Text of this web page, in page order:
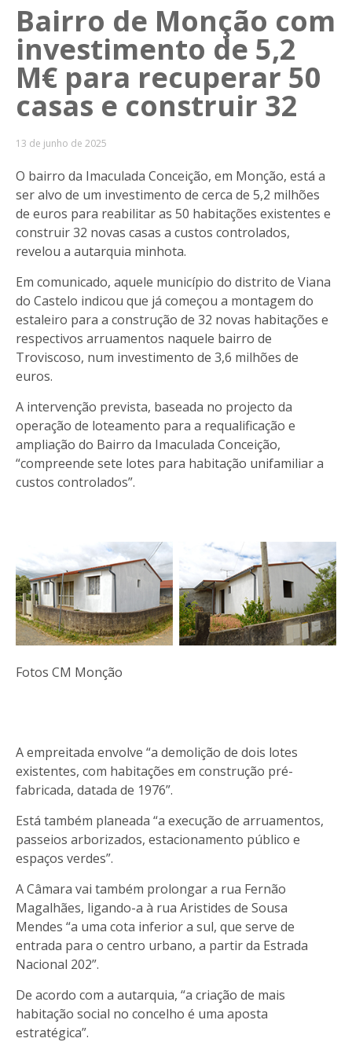
Bairro de Monção com
investimento de 5,2
M€ para recuperar 50
casas e construir 32
13 de junho de 2025
O bairro da Imaculada Conceição, em Monção, está a
ser alvo de um investimento de cerca de 5,2 milhões
de euros para reabilitar as 50 habitações existentes e
construir 32 novas casas a custos controlados,
revelou a autarquia minhota.
Em comunicado, aquele município do distrito de Viana
do Castelo indicou que já começou a montagem do
estaleiro para a construção de 32 novas habitações e
respectivos arruamentos naquele bairro de
Troviscoso, num investimento de 3,6 milhões de
euros.
A intervenção prevista, baseada no projecto da
operação de loteamento para a requalificação e
ampliação do Bairro da Imaculada Conceição,
“compreende sete lotes para habitação unifamiliar a
custos controlados”.
Fotos CM Monção
A empreitada envolve “a demolição de dois lotes
existentes, com habitações em construção pré-
fabricada, datada de 1976”.
Está também planeada “a execução de arruamentos,
passeios arborizados, estacionamento público e
espaços verdes”.
A Câmara vai também prolongar a rua Fernão
Magalhães, ligando-a à rua Aristides de Sousa
Mendes “a uma cota inferior a sul, que serve de
entrada para o centro urbano, a partir da Estrada
Nacional 202”.
De acordo com a autarquia, “a criação de mais
habitação social no concelho é uma aposta
estratégica”.